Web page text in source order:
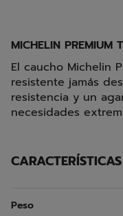
MICHELIN PREMIUM
El caucho Michelin
resistente jamás
resistencia y un
necesidades
Peso